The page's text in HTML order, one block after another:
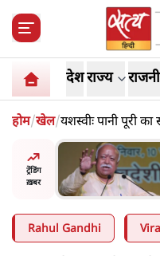
देशराज्य
होम/खेल/यशस्वीः पानी पूरी
ट्रेंडिंग
ख़बर
आए हैं
Rahul Gandhi